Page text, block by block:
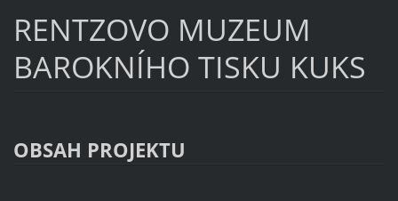
RENTZOVO MUZEUM
BAROKNÍHO TISKU KUKS
OBSAH PROJEKTU